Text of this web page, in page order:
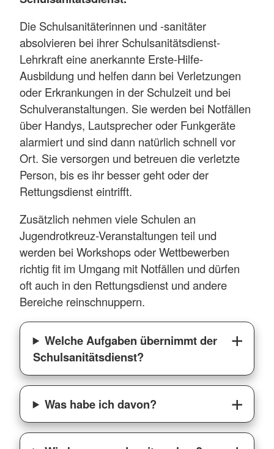
Die Schulsanitäterinnen und -sanitäter
absolvieren bei ihrer Schulsanitätsdienst-
Lehrkraft eine anerkannte Erste-Hilfe-
Ausbildung und helfen dann bei Verletzungen
oder Erkrankungen in der Schulzeit und bei
Schulveranstaltungen. Sie werden bei Notfällen
über Handys, Lautsprecher oder Funkgeräte
alarmiert und sind dann natürlich schnell vor
Ort. Sie versorgen und betreuen die verletzte
Person, bis es ihr besser geht oder der
Rettungsdienst eintrifft.
Zusätzlich nehmen viele Schulen an
Jugendrotkreuz-Veranstaltungen teil und
werden bei Workshops oder Wettbewerben
richtig fit im Umgang mit Notfällen und dürfen
oft auch in den Rettungsdienst und andere
Bereiche reinschnuppern.
Welche Aufgaben übernimmt der
Schulsanitätsdienst?
Was habe ich davon?